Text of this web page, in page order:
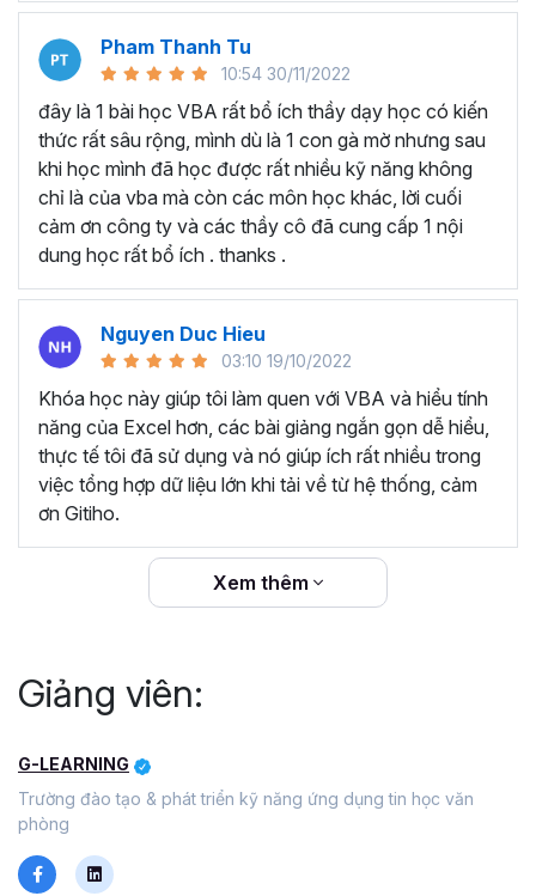
trong Excelcủa Gitiho là chương trìnhđào tạo VBA
onlinecó nhiều học viên theo học nhất:
Chương trình đào tạo VBA Excel chi tiết, đầy đủ với
hơn 130 bài giảng và 14+ giờ học.
Dự án + bài tập thực hành chi tiết, đi theo từng
chương/phần, giúp người học luôn được thực hành
sau khi học.
Ebook, Add-in kèm theo để người học hiểu được
tiềm năng vô hạn của VBA.
Giảng viên hướng dẫn, giải thích từng code chi tiết -
lập trình VBA Excel.
Video chất lượng, luôn cập nhật giao diện, kiến thức
mới.
Câu hỏi thường gặp về khóa
học Tuyệt đỉnh VBA
VBA là gì?
VBA là viết tắt của "Visual Basic for Applications". Đây là
như Excel, Word, Access và Powerpoint. Bằng việc sử
dụng tính năng Macro trong VBA bạn có thể dễ dàng tự
dụng Office hay thực hiện các tính năng phức tạp mà các
tính năng mặc định của Office không có. Nhờ đó giúp bạn
tiết kiệm tối đa thời gian và gia tăng hiệu suất làm việc.
Tại sao nên học VBA trong giai
Pham Thanh Tu
10:54 30/11/2022
đây là 1 bài học VBA rất bổ ích thầy dạy học có kiến
thức rất sâu rộng, mình dù là 1 con gà mờ nhưng sau
khi học mình đã học được rất nhiều kỹ năng không
chỉ là của vba mà còn các môn học khác, lời cuối
cảm ơn công ty và các thầy cô đã cung cấp 1 nội
dung học rất bổ ích . thanks .
Nguyen Duc Hieu
03:10 19/10/2022
Khóa học này giúp tôi làm quen với VBA và hiểu tính
năng của Excel hơn, các bài giảng ngắn gọn dễ hiểu,
thực tế tôi đã sử dụng và nó giúp ích rất nhiều trong
việc tổng hợp dữ liệu lớn khi tải về từ hệ thống, cảm
ơn Gitiho.
Xem thêm
Giảng viên:
G-LEARNING
Trường đào tạo & phát triển kỹ năng ứng dụng tin học văn
phòng